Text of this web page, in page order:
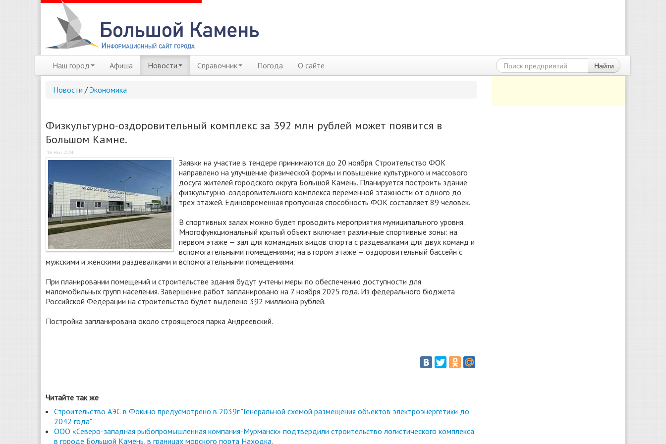
Наш город Афиша Новости Справочник Погода О сайте Найти
Новости / Экономика
Физкультурно-оздоровительный комплекс за 392 млн рублей может появится в
Большом Камне.
16 Ноя 2024
Заявки на участие в тендере принимаются до 20 ноября. Строительство ФОК
направлено на улучшение физической формы и повышение культурного и массового
досуга жителей городского округа Большой Камень. Планируется построить здание
физкультурно-оздоровительного комплекса переменной этажности от одного до
трёх этажей. Единовременная пропускная способность ФОК составляет 89 человек.
В спортивных залах можно будет проводить мероприятия муниципального уровня.
Многофункциональный крытый объект включает различные спортивные зоны: на
первом этаже — зал для командных видов спорта с раздевалками для двух команд и
вспомогательными помещениями; на втором этаже — оздоровительный бассейн с
мужскими и женскими раздевалками и вспомогательными помещениями.
При планировании помещений и строительстве здания будут учтены меры по обеспечению доступности для
маломобильных групп населения. Завершение работ запланировано на 7 ноября 2025 года. Из федерального бюджета
Российской Федерации на строительство будет выделено 392 миллиона рублей.
Постройка запланирована около строящегося парка Андреевский.
Читайте так же
Строительство АЭС в Фокино предусмотрено в 2039г "Генеральной схемой размещения объектов электроэнергетики до
2042 года"
ООО «Северо-западная рыбопромышленная компания-Мурманск» подтвердили строительство логистического комплекса
в городе Большой Камень, в границах морского порта Находка.